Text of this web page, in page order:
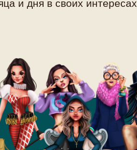
и дня в своих интересах